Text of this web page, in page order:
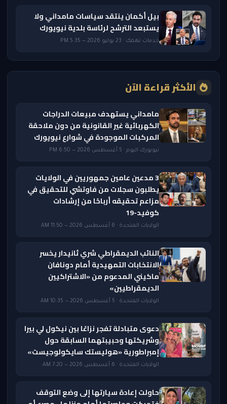
بيل أكمان ينتقد سياسات مامداني ولا
يستبعد الترشح لرئاسة بلدية نيويورك
خدمات تهمك · 23 يوليو 2026 — 5:35 PM
الأكثر قراءة الآن
مامداني يستهدف مبيعات الدراجات
الكهربائية غير القانونية من دون ملاحقة
المركبات الموجودة في شوارع نيويورك
نيويورك اليوم · 5 أغسطس 2026 — 6:50 PM
3 مدعين عامين جمهوريين في الولايات
يطلبون سجلات من فاوتشي للتحقيق في
مزاعم تحقيقه أرباحًا من إرشادات
كوفيد-19
الولايات المتحدة · 6 أغسطس 2026 — 11:50 AM
النائب الديمقراطي شري ثانيدار يخسر
الانتخابات التمهيدية أمام دونافان
ماكيني المدعوم من «الاشتراكيين
الديمقراطيين»
الولايات المتحدة · 5 أغسطس 2026 — 10:35 AM
دعوى متبادلة تفجر نزاعًا بين نيكول لي بيرا
وشريكتها وحبيبتهما السابقة حول
إمبراطورية «هوليستك سايكولوجيست»
الولايات المتحدة · 6 أغسطس 2026 — 7:20 AM
حاولت إعادة سيارتها إلى وضع التوقف